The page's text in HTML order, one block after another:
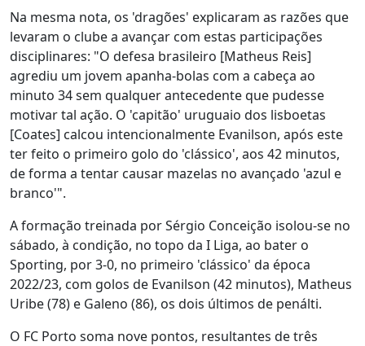
Na mesma nota, os 'dragões' explicaram as razões que
levaram o clube a avançar com estas participações
disciplinares: "O defesa brasileiro [Matheus Reis]
agrediu um jovem apanha-bolas com a cabeça ao
minuto 34 sem qualquer antecedente que pudesse
motivar tal ação. O 'capitão' uruguaio dos lisboetas
[Coates] calcou intencionalmente Evanilson, após este
ter feito o primeiro golo do 'clássico', aos 42 minutos,
de forma a tentar causar mazelas no avançado 'azul e
branco'".
A formação treinada por Sérgio Conceição isolou-se no
sábado, à condição, no topo da I Liga, ao bater o
Sporting, por 3-0, no primeiro 'clássico' da época
2022/23, com golos de Evanilson (42 minutos), Matheus
Uribe (78) e Galeno (86), os dois últimos de penálti.
O FC Porto soma nove pontos, resultantes de três